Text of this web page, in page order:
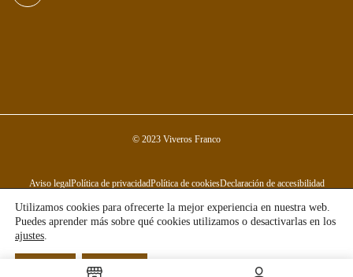
© 2023 Viveros Franco
Aviso legalPolítica de privacidadPolítica de cookiesDeclaración de accesibilidad
Utilizamos cookies para ofrecerte la mejor experiencia en nuestra web.
Puedes aprender más sobre qué cookies utilizamos o desactivarlas en los
ajustes.
Rechazar